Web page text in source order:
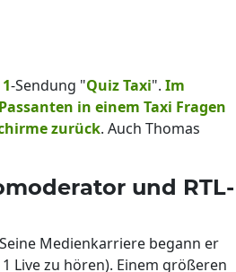
-Sendung "QuizTaxi". Im
in einem Taxi Fragen
zurück. Auch Thomas
und RTL-
Medienkarriere begann er
Live zu hören). Einem größeren